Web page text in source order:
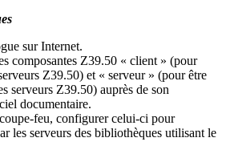
sur Internet.
composantes Z39.50 « client » (pour
Z39.50) et « serveur » (pour être
serveurs Z39.50) auprès de son
documentaire.
feu, configurer celui-ci pour
les serveurs des bibliothèques utilisant le